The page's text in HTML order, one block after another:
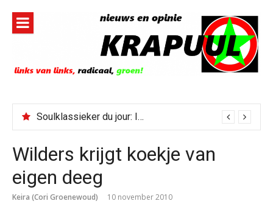
inhoud
Soulklassieker du jour: I Wish It Would Rain
Wilders krijgt koekje van
eigen deeg
Keira (Cori Groenewoud) 10 november 2010